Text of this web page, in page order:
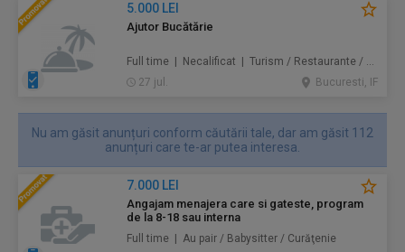
5.000 LEI
Ajutor Bucătărie
Full time | Necalificat | Turism / Restaurante / Hoteluri
27 jul.
Bucuresti, IF
Nu am găsit anunțuri conform căutării tale, dar am găsit 112
anunțuri care te-ar putea interesa.
7.000 LEI
Angajam menajera care si gateste, program
de la 8-18 sau interna
Full time | Au pair / Babysitter / Curăţenie